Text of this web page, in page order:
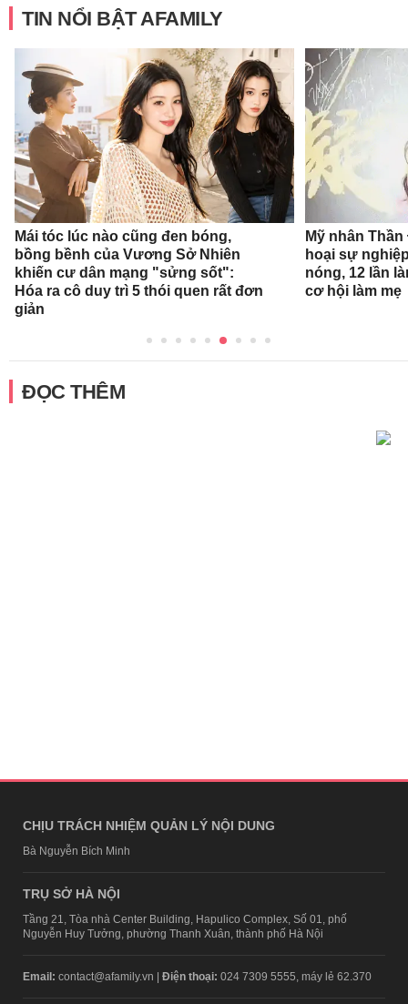
TIN NỔI BẬT AFAMILY
Mái tóc lúc nào cũng đen bóng,
bồng bềnh của Vương Sở Nhiên
khiến cư dân mạng "sửng sốt":
Hóa ra cô duy trì 5 thói quen rất đơn
giản
Mỹ nhân
hoại sự
nóng, 12 lần
cơ hội làm mẹ
ĐỌC THÊM
CHỊU TRÁCH NHIỆM QUẢN LÝ NỘI DUNG
Bà Nguyễn Bích Minh
TRỤ SỞ HÀ NỘI
Tầng 21, Tòa nhà Center Building, Hapulico Complex, Số 01, phố
Nguyễn Huy Tưởng, phường Thanh Xuân, thành phố Hà Nội
Email: contact@afamily.vn | Điện thoại: 024 7309 5555, máy lẻ 62.370